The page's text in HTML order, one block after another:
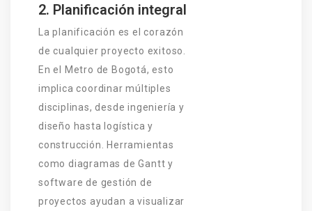
2. Planificación integral
La planificación es el corazón
de cualquier proyecto exitoso.
En el Metro de Bogotá, esto
implica coordinar múltiples
disciplinas, desde ingeniería y
diseño hasta logística y
construcción. Herramientas
como diagramas de Gantt y
software de gestión de
proyectos ayudan a visualizar